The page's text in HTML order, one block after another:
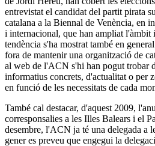
entrevistat el candidat del partit pirata
catalana a la Biennal de Venència, en
i internacional, que han ampliat l'àmbit
tendència s'ha mostrat també en
fora de mantenir una organització de
al web de l'ACN s'hi han pogut trobar
informatius concrets, d'actualitat o per
en funció de les necessitats de cada
També cal destacar, d'aquest 2009,
corresponsalies a les Illes Balears i el
desembre, l'ACN ja té una delegada a
gener es preveu que engegui la